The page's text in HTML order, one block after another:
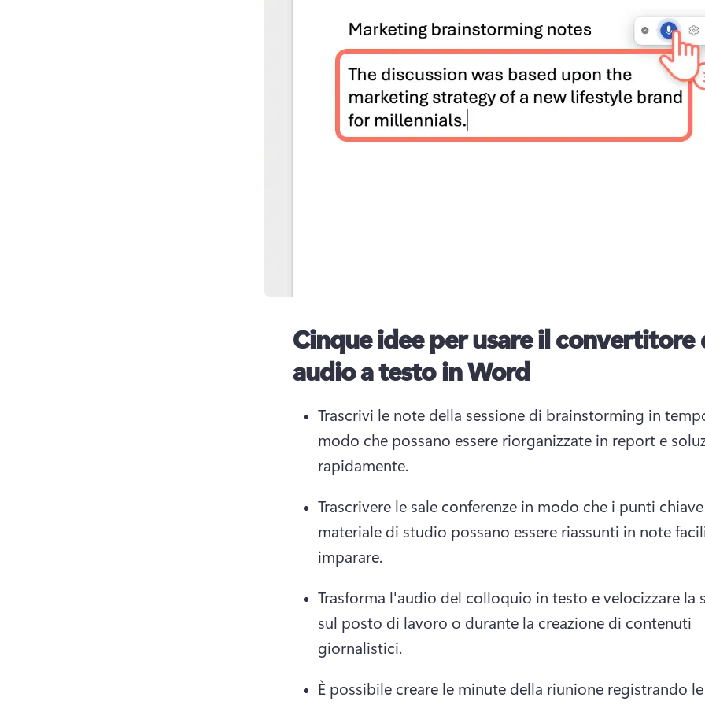
Cinque idee per usare il convertitore
audio a testo in Word
Trascrivi le note della sessione di brainstorming in
modo che possano essere riorganizzate in report e
rapidamente.
Trascrivere le sale conferenze in modo che i punti
materiale di studio possano essere riassunti in note
imparare.
Trasforma l'audio del colloquio in testo e velocizzare la
sul posto di lavoro o durante la creazione di contenuti
giornalistici.
È possibile creare le minute della riunione registrando le